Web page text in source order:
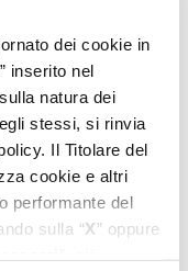
dei cookie in
” inserito nel
natura dei
stessi, si rinvia
Il Titolare del
cookie e altri
performante del
sulla “X” oppure